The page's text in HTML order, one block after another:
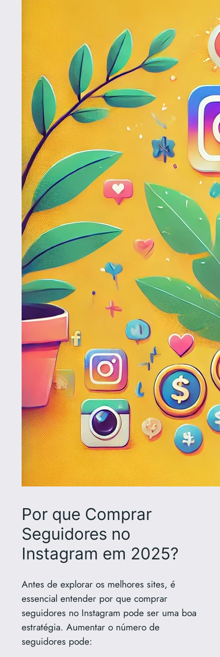
Por que Comprar
Seguidores no
Instagram em 2025?
Antes de explorar os melhores sites, é
essencial entender por que comprar
seguidores no Instagram pode ser uma boa
estratégia. Aumentar o número de
seguidores pode: